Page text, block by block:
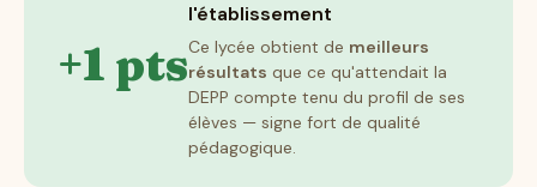
+1 pts
l'établissement
Ce lycée obtient de meilleurs
résultats que ce qu'attendait la
DEPP compte tenu du profil de ses
élèves — signe fort de qualité
pédagogique.